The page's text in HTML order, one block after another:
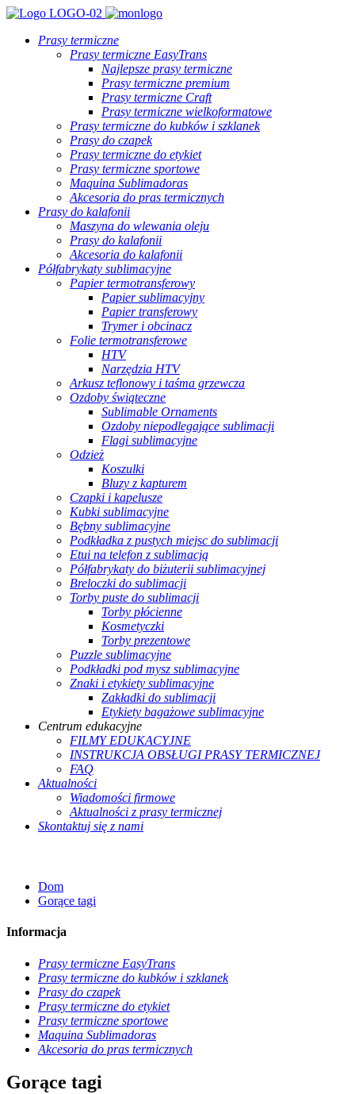
Prasy termiczne
Prasy termiczne EasyTrans
Najlepsze prasy termiczne
Prasy termiczne premium
Prasy termiczne Craft
Prasy termiczne wielkoformatowe
Prasy termiczne do kubków i szklanek
Prasy do czapek
Prasy termiczne do etykiet
Prasy termiczne sportowe
Maquina Sublimadoras
Akcesoria do pras termicznych
Prasy do kalafonii
Maszyna do wlewania oleju
Prasy do kalafonii
Akcesoria do kalafonii
Półfabrykaty sublimacyjne
Papier termotransferowy
Papier sublimacyjny
Papier transferowy
Trymer i obcinacz
Folie termotransferowe
HTV
Narzędzia HTV
Arkusz teflonowy i taśma grzewcza
Ozdoby świąteczne
Sublimable Ornaments
Ozdoby niepodlegające sublimacji
Flagi sublimacyjne
Odzież
Koszulki
Bluzy z kapturem
Czapki i kapelusze
Kubki sublimacyjne
Bębny sublimacyjne
Podkładka z pustych miejsc do sublimacji
Etui na telefon z sublimacją
Półfabrykaty do biżuterii sublimacyjnej
Breloczki do sublimacji
Torby puste do sublimacji
Torby płócienne
Kosmetyczki
Torby prezentowe
Puzzle sublimacyjne
Podkładki pod mysz sublimacyjne
Znaki i etykiety sublimacyjne
Zakładki do sublimacji
Etykiety bagażowe sublimacyjne
Centrum edukacyjne
FILMY EDUKACYJNE
INSTRUKCJA OBSŁUGI PRASY TERMICZNEJ
FAQ
Aktualności
Wiadomości firmowe
Aktualności z prasy termicznej
Skontaktuj się z nami
Dom
Gorące tagi
Informacja
Prasy termiczne EasyTrans
Prasy termiczne do kubków i szklanek
Prasy do czapek
Prasy termiczne do etykiet
Prasy termiczne sportowe
Maquina Sublimadoras
Akcesoria do pras termicznych
Gorące tagi